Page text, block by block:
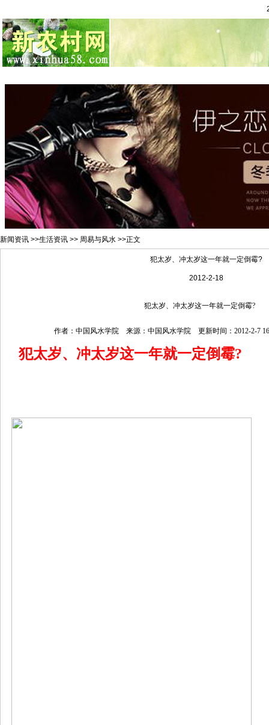
新闻资讯 >>生活资讯 >> 周易与风水 >>正文
犯太岁、冲太岁这一年就一定倒霉?
2012-2-18
犯太岁、冲太岁这一年就一定倒霉?
作者：中国风水学院 来源：中国风水学院 更新时间：2012-2-7
犯太岁、冲太岁这一年就一定倒霉?